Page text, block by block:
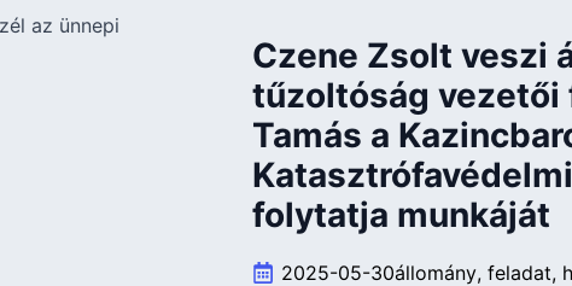
Czene Zsolt veszi
tűzoltóság vezetői
Tamás a
folytatja munkáját
2025-05-30állomány feladat